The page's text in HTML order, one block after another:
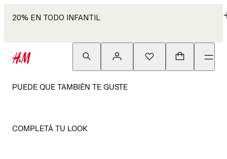
20% EN TODO INFANTIL
PUEDE QUE TAMBIÉN TE GUSTE
COMPLETÁ TU LOOK